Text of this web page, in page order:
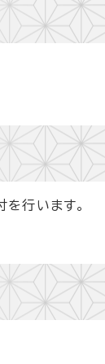
行います。